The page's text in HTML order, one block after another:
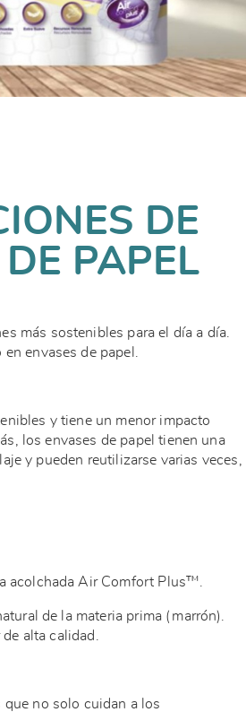
DE
PAPEL
más sostenibles para el día a día.
envases de papel.
y tiene un menor impacto
los envases de papel tienen una
y pueden reutilizarse varias veces,
acolchada Air Comfort Plus™.
de la materia prima (marrón).
alta calidad.
no solo cuidan a los